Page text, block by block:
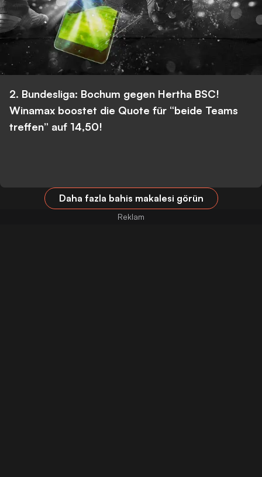
2. Bundesliga: Bochum gegen Hertha BSC!
Winamax boostet die Quote für “beide Teams
treffen” auf 14,50!
Daha fazla bahis makalesi görün